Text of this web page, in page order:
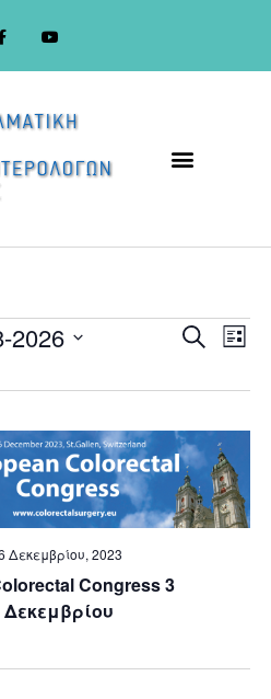
and
Search
List
2026
Congress 3
Δεκεμβρίου, 2023